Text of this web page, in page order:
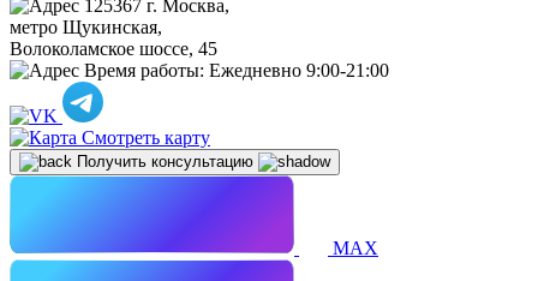
125367 г. Москва,
метро Щукинская,
Волоколамское шоссе, 45
Время работы: Ежедневно 9:00-21:00
Смотреть карту
Получить консультацию
MAX